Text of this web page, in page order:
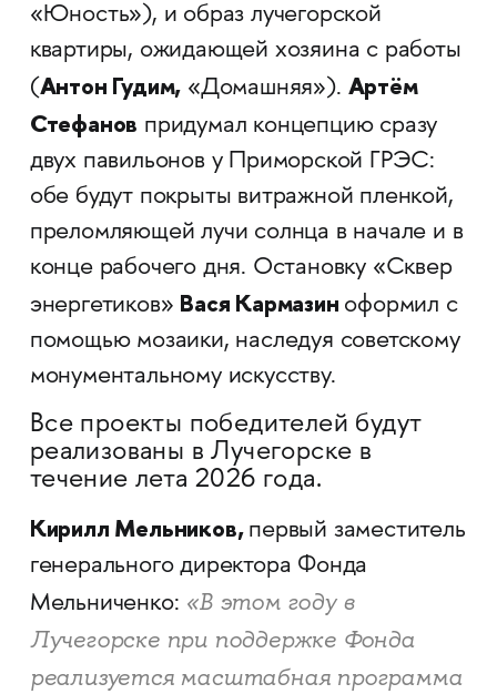
«Юность»), и образ лучегорской
квартиры, ожидающей хозяина с работы
(Антон Гудим, «Домашняя»). Артём
Стефанов придумал концепцию сразу
двух павильонов у Приморской ГРЭС:
обе будут покрыты витражной пленкой,
преломляющей лучи солнца в начале и в
конце рабочего дня. Остановку «Сквер
энергетиков» Вася Кармазин оформил с
помощью мозаики, наследуя советскому
монументальному искусству.
Все проекты победителей будут
реализованы в Лучегорске в
течение лета 2026 года.
Кирилл Мельников, первый заместитель
генерального директора Фонда
Мельниченко: «В этом году в
Лучегорске при поддержке Фонда
реализуется масштабная программа